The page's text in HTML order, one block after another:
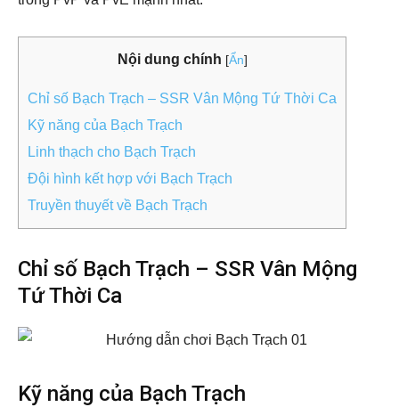
Nội dung chính [Ẩn]
Chỉ số Bạch Trạch – SSR Vân Mộng Tứ Thời Ca
Kỹ năng của Bạch Trạch
Linh thạch cho Bạch Trạch
Đội hình kết hợp với Bạch Trạch
Truyền thuyết về Bạch Trạch
Chỉ số Bạch Trạch – SSR Vân Mộng
Tứ Thời Ca
Kỹ năng của Bạch Trạch